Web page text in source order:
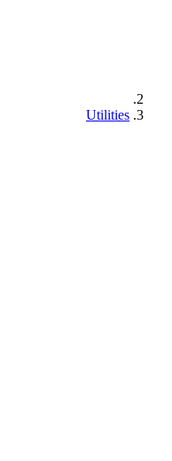
Utilities